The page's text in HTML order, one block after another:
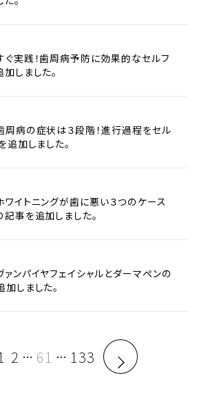
実践！歯周病予防に効果的なセルフ
しました。
周病の症状は３段階！進行過程をセル
追加しました。
イトニングが歯に悪い３つのケース
事を追加しました。
ンパイヤフェイシャルとダーマペンの
しました。
2 … 61 … 133